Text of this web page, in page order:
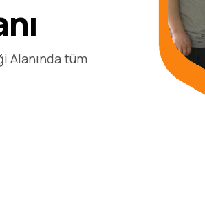
Alanında tüm